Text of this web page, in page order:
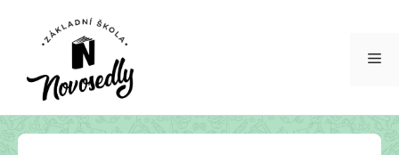
Přeskočit